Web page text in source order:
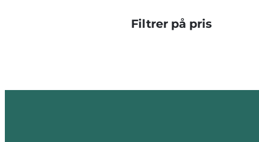
Filtrer på pris